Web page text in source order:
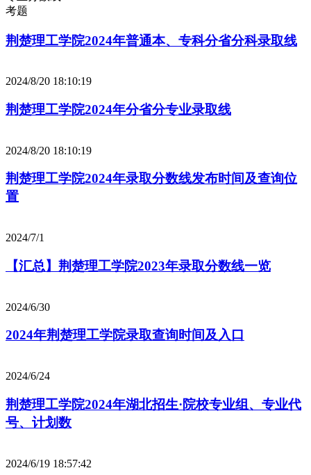
考题
荆楚理工学院2024年普通本、专科分省分科录取线
2024/8/20 18:10:19
荆楚理工学院2024年分省分专业录取线
2024/8/20 18:10:19
荆楚理工学院2024年录取分数线发布时间及查询位
置
2024/7/1
【汇总】荆楚理工学院2023年录取分数线一览
2024/6/30
2024年荆楚理工学院录取查询时间及入口
2024/6/24
荆楚理工学院2024年湖北招生·院校专业组、专业代
号、计划数
2024/6/19 18:57:42